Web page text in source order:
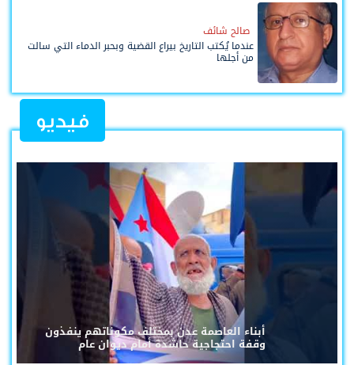
صالح شائف
عندما يُكتب التاريخ بيراع القضية وبحبر الدماء التي سالت
من أجلها
فيديو
أبناء العاصمة عدن بمختلف مكوناتهم ينفذون
وقفة احتجاجية حاشدة أمام ديوان عام